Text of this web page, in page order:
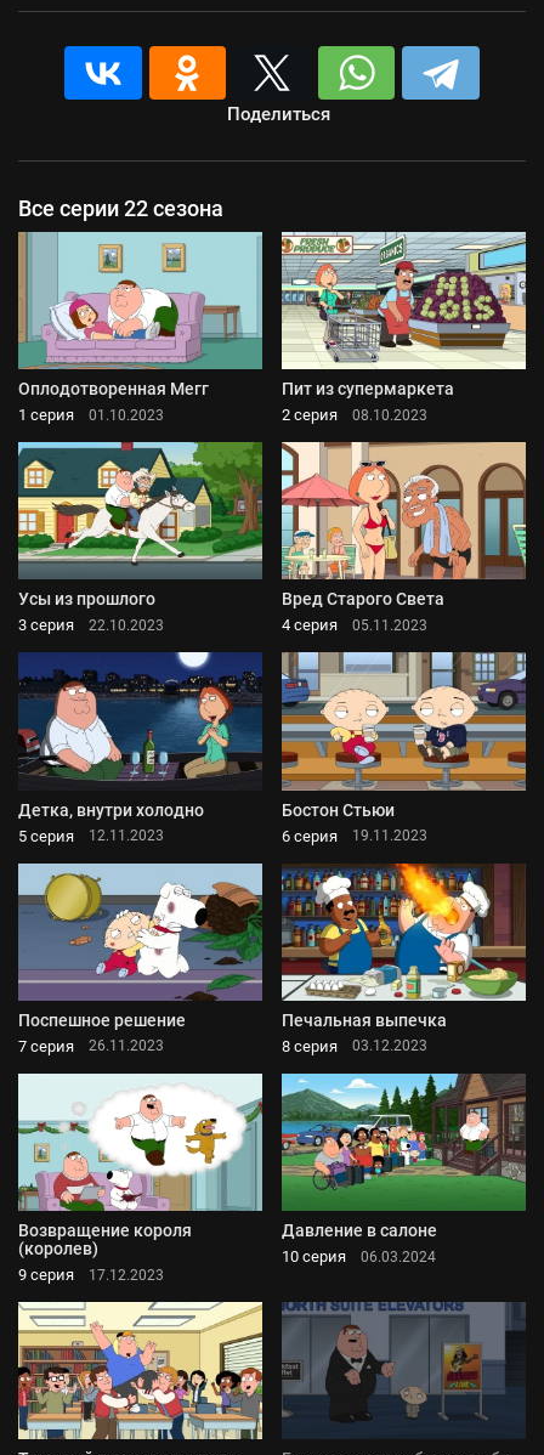
Поделиться
Все серии 22 сезона
Оплодотворенная Мегг
1 серия 01.10.2023
Пит из супермаркета
2 серия 08.10.2023
Усы из прошлого
3 серия 22.10.2023
Вред Старого Света
4 серия 05.11.2023
Детка, внутри холодно
5 серия 12.11.2023
Бостон Стьюи
6 серия 19.11.2023
Поспешное решение
7 серия 26.11.2023
Печальная выпечка
8 серия 03.12.2023
Возвращение короля
(королев)
9 серия 17.12.2023
Давление в салоне
10 серия 06.03.2024